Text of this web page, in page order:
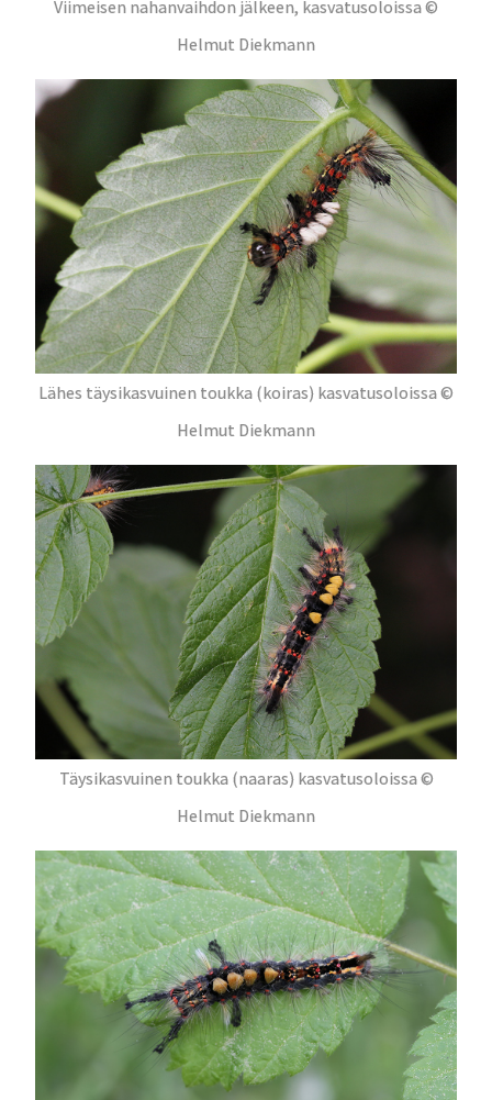
Viimeisen nahanvaihdon jälkeen, kasvatusoloissa ©
Helmut Diekmann
Lähes täysikasvuinen toukka (koiras) kasvatusoloissa ©
Helmut Diekmann
Täysikasvuinen toukka (naaras) kasvatusoloissa ©
Helmut Diekmann